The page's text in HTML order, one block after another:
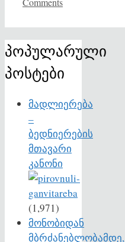
პოპულარული
პოსტები
მადლიერება
–
ბედნიერების
მთავარი
კანონი
(1,971)
მონობიდან
მბრძანებლობამდე,